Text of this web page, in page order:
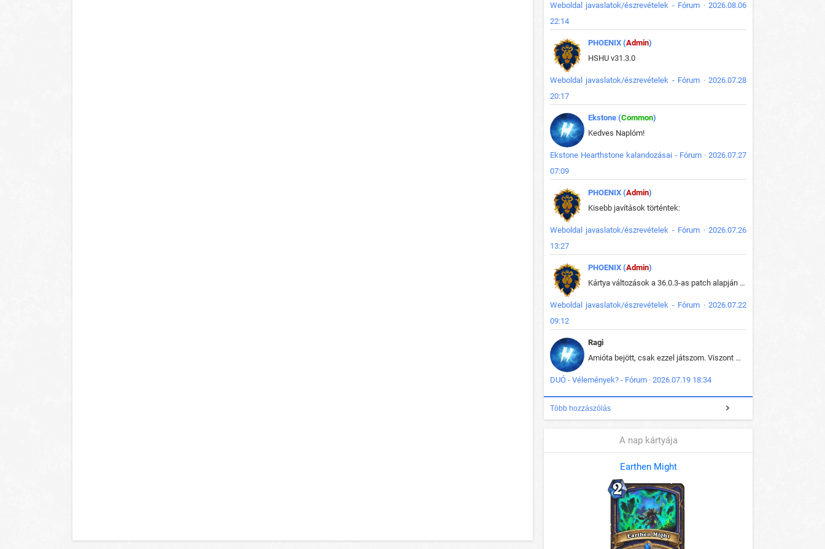
Weboldal javaslatok/észrevételek - Fórum · 2026.08.06
22:14
PHOENIX (Admin)
HSHU v31.3.0
Weboldal javaslatok/észrevételek - Fórum · 2026.07.28
20:17
Ekstone (Common)
Kedves Naplóm!
Ekstone Hearthstone kalandozásai - Fórum · 2026.07.27
07:09
PHOENIX (Admin)
Kisebb javítások történtek:
Weboldal javaslatok/észrevételek - Fórum · 2026.07.26
13:27
PHOENIX (Admin)
Kártya változások a 36.0.3-as patch alapján frissítve az adatbázisban (képek is cserélve).
Weboldal javaslatok/észrevételek - Fórum · 2026.07.22
09:12
Ragi
Amióta bejött, csak ezzel játszom. Viszont mint minden más - akár az alapjáték is, ez is baromira összetett lett. Néha már pár kör után is esélytelen az egész. Vagy irreállisan túltápol valaki, vagy lelép a partner, vagy csak hülye mint a segg. És amikor eljönne az én időm, na akkor jön el mindenki másé is. Engem jobban érdekelne, hogy ki milyen ratingen szokott játszani. Na ez lenne egy érdekes adat.
DUÓ - Vélemények? - Fórum · 2026.07.19 18:34
Több hozzászólás
A nap kártyája
Earthen Might